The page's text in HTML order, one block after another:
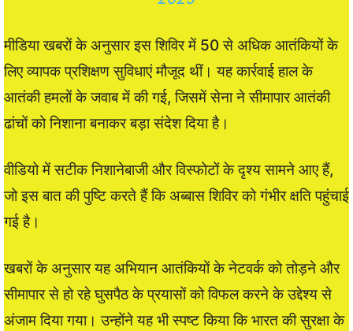
मीडिया खबरों के अनुसार इस शिविर में 50 से अधिक आतंकियों के
लिए व्यापक प्रशिक्षण सुविधाएं मौजूद थीं। यह कार्रवाई हाल के
आतंकी हमलों के जवाब में की गई, जिसमें सेना ने सीमापार आतंकी
ढांचों को निशाना बनाकर बड़ा संदेश दिया है।
वीडियो में सटीक निशानेबाजी और विस्फोटों के दृश्य सामने आए हैं,
जो इस बात की पुष्टि करते हैं कि अब्बास शिविर को गंभीर क्षति पहुंचाई
गई है।
खबरों के अनुसार यह अभियान आतंकियों के नेटवर्क को तोड़ने और
सीमापार से हो रहे घुसपैठ के प्रयासों को विफल करने के उद्देश्य से
अंजाम दिया गया। उन्होंने यह भी स्पष्ट किया कि भारत की सुरक्षा के